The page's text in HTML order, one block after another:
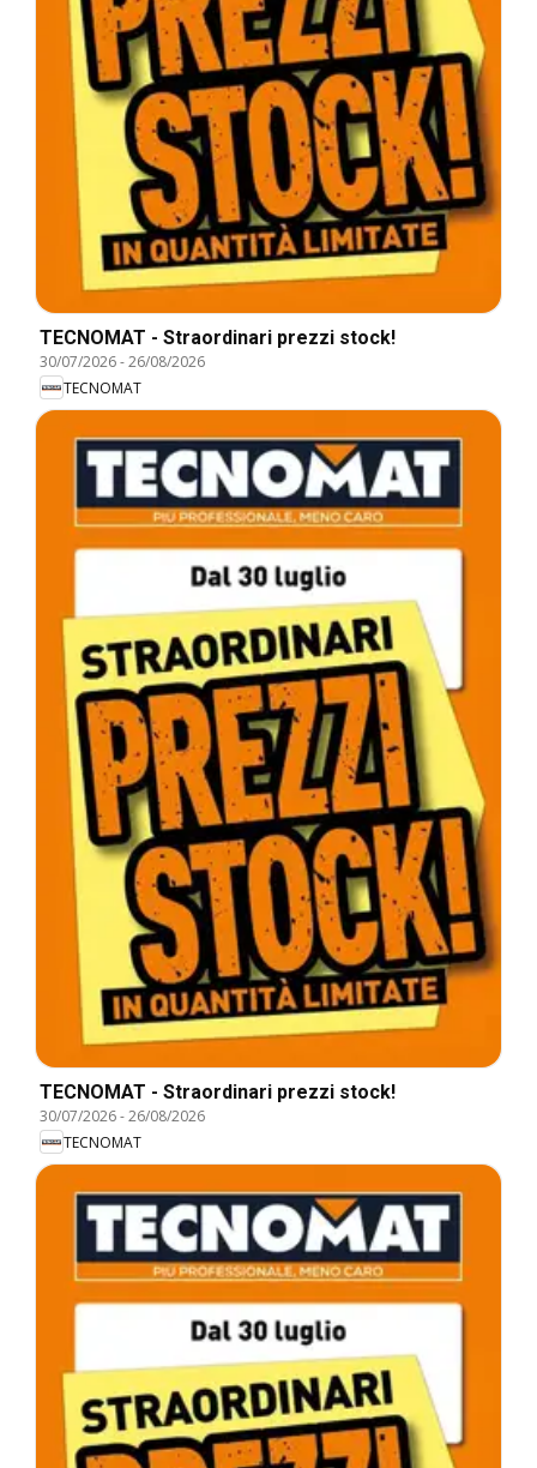
TECNOMAT - Straordinari prezzi stock!
30/07/2026-26/08/2026
TECNOMAT
TECNOMAT - Straordinari prezzi stock!
30/07/2026-26/08/2026
TECNOMAT